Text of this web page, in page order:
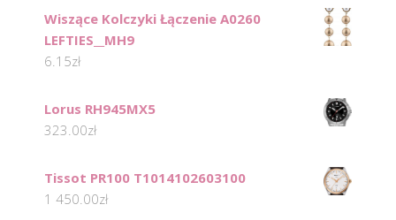
Wiszące Kolczyki Łączenie A0260
LEFTIES__MH9
6.15zł
Lorus RH945MX5
323.00zł
Tissot PR100 T1014102603100
1 450.00zł